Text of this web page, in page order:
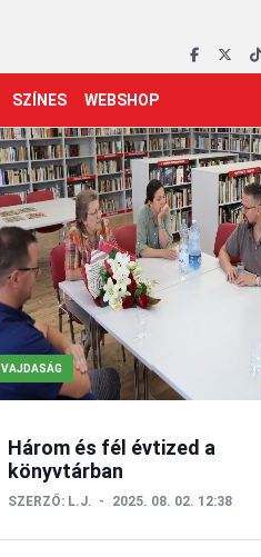
SZÍNES WEBSHOP
VAJDASÁG
Három és fél évtized a
könyvtárban
SZERZŐ: L.J. 2025. 08. 02. 12:38